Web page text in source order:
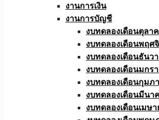
งานการเงิน
งานการบัญชี
งบทดลองเดือนตุลา
งบทดลองเดือนพฤศ
งบทดลองเดือนธันว
งบทดลองเดือนมกร
งบทดลองเดือนกุมภ
งบทดลองเดือนมีนา
งบทดลองเดือนเมษ